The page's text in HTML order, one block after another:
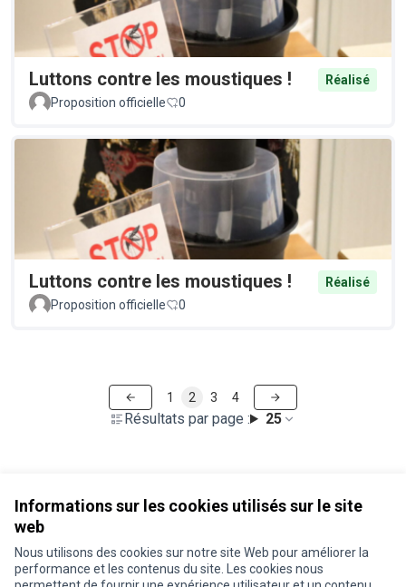
Informations sur les cookies utilisés sur le site
web
Nous utilisons des cookies sur notre site Web pour améliorer la
performance et les contenus du site. Les cookies nous
Luttons contre les moustiques !
Réalisé
Proposition officielle
0
Luttons contre les moustiques !
Réalisé
Proposition officielle
0
Résultats par page : 25
1 2 3 4
Conditions d'utilisation
Paramètres des cookies